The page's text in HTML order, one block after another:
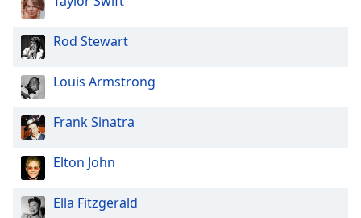
Rod Stewart
Louis Armstrong
Frank Sinatra
Elton John
Ella Fitzgerald